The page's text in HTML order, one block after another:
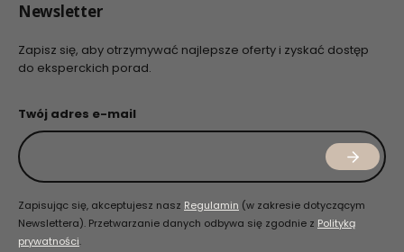
Newsletter
Zapisz się, aby otrzymywać najlepsze oferty i zyskać dostęp
do eksperckich porad.
Twój adres e-mail
Zapisując się, akceptujesz nasz Regulamin (w zakresie dotyczącym
Newslettera). Przetwarzanie danych odbywa się zgodnie z Polityką
prywatności.